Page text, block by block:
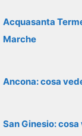
Acquasanta
Marche
Ancona: cosa
San Ginesio: